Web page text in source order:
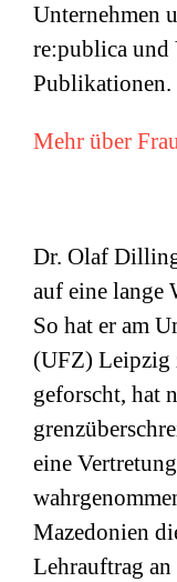
Unternehmen
re:publica und
Publikationen.
Mehr über
Dr. Olaf
auf eine lange
So hat er am
(UFZ) Leipzig
geforscht, hat
eine
Mazedonien
Lehrauftrag